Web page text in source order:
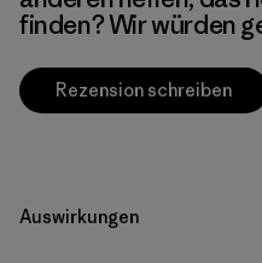
finden? Wir würden
Rezension schreiben
Auswirkungen